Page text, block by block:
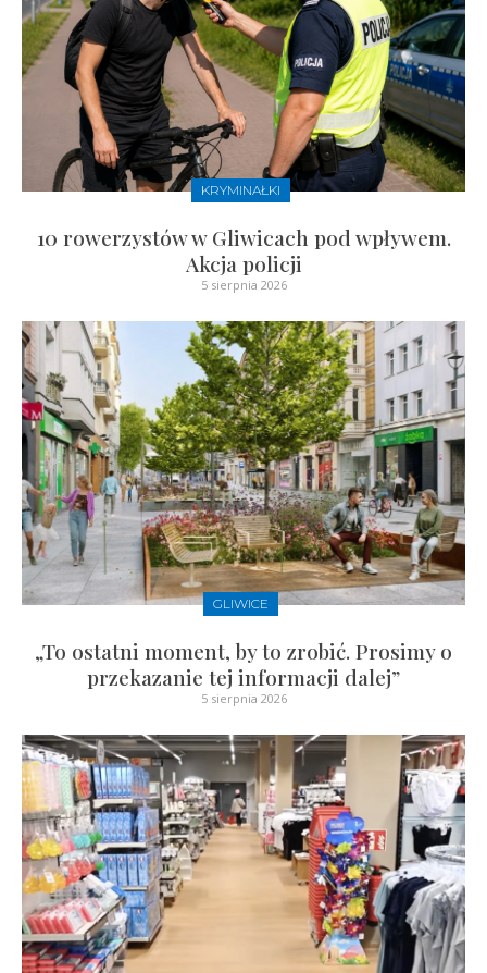
KRYMINAŁKI
10 rowerzystów w Gliwicach pod wpływem.
Akcja policji
5 sierpnia 2026
GLIWICE
„To ostatni moment, by to zrobić. Prosimy o
przekazanie tej informacji dalej”
5 sierpnia 2026